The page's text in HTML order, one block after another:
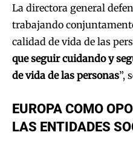
La directora general
trabajando
calidad de vida de las
que seguir cuidando y
de vida de las personas”,
EUROPA COMO
LAS ENTIDADES